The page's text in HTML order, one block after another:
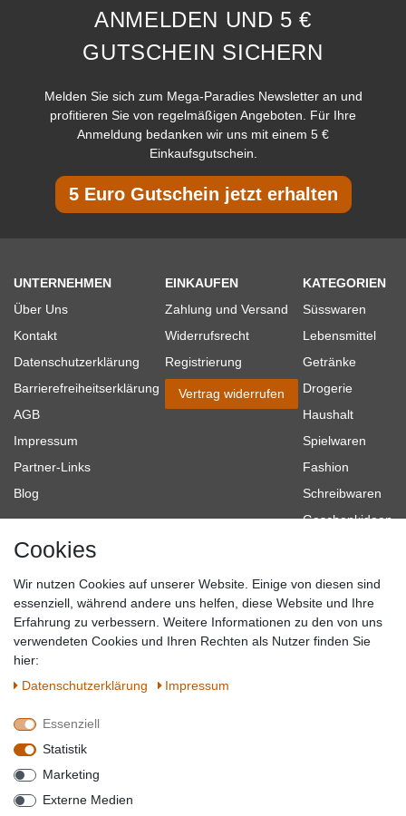
ANMELDEN UND 5 €
GUTSCHEIN SICHERN
Melden Sie sich zum Mega-Paradies Newsletter an und
profitieren Sie von regelmäßigen Angeboten. Für Ihre
Anmeldung bedanken wir uns mit einem 5 €
Einkaufsgutschein.
5 Euro Gutschein jetzt erhalten
UNTERNEHMEN
Über Uns
Kontakt
Datenschutzerklärung
Barrierefreiheitserklärung
AGB
Impressum
Partner-Links
Blog
EINKAUFEN
Zahlung und Versand
Widerrufsrecht
Registrierung
Vertrag widerrufen
KATEGORIEN
Süsswaren
Lebensmittel
Getränke
Drogerie
Haushalt
Spielwaren
Fashion
Schreibwaren
Geschenkideen
Topmarken
SICHER EINKAUFEN
QUALITÄT
WIR AKZEPTIEREN
Cookies
Wir nutzen Cookies auf unserer Website. Einige von diesen sind
essenziell, während andere uns helfen, diese Website und Ihre
Erfahrung zu verbessern. Weitere Informationen zu den von uns
verwendeten Cookies und Ihren Rechten als Nutzer finden Sie
hier:
Daten­schutz­erklärung
Impressum
Essenziell
Statistik
Marketing
Externe Medien